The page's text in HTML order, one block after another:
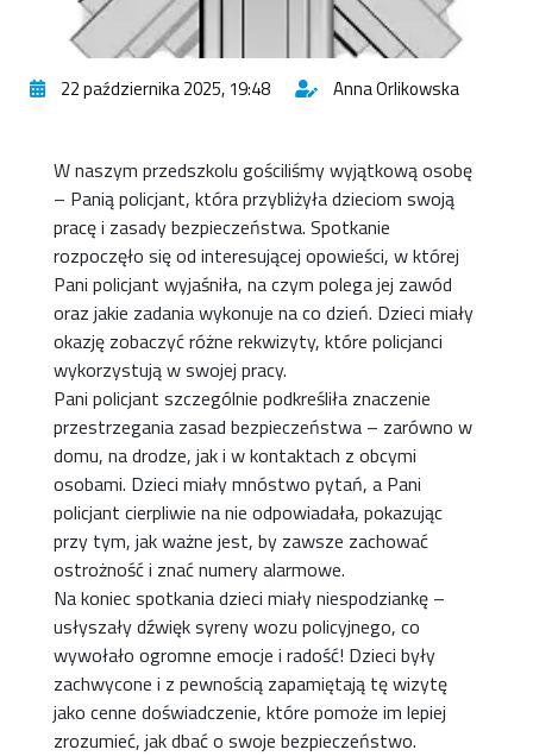
22 października 2025, 19:48 Anna Orlikowska
W naszym przedszkolu gościliśmy wyjątkową osobę
– Panią policjant, która przybliżyła dzieciom swoją
pracę i zasady bezpieczeństwa. Spotkanie
rozpoczęło się od interesującej opowieści, w której
Pani policjant wyjaśniła, na czym polega jej zawód
oraz jakie zadania wykonuje na co dzień. Dzieci miały
okazję zobaczyć różne rekwizyty, które policjanci
wykorzystują w swojej pracy.
Pani policjant szczególnie podkreśliła znaczenie
przestrzegania zasad bezpieczeństwa – zarówno w
domu, na drodze, jak i w kontaktach z obcymi
osobami. Dzieci miały mnóstwo pytań, a Pani
policjant cierpliwie na nie odpowiadała, pokazując
przy tym, jak ważne jest, by zawsze zachować
ostrożność i znać numery alarmowe.
Na koniec spotkania dzieci miały niespodziankę –
usłyszały dźwięk syreny wozu policyjnego, co
wywołało ogromne emocje i radość! Dzieci były
zachwycone i z pewnością zapamiętają tę wizytę
jako cenne doświadczenie, które pomoże im lepiej
zrozumieć, jak dbać o swoje bezpieczeństwo.